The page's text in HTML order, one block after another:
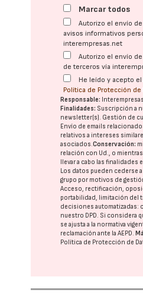
Marcar todos
Autorizo el envío
avisos informativos
interempresas.net
Autorizo el envío
de terceros vía
He leído y acepto
Política de Protección de
Responsable:
Finalidades: Suscripción a
newsletter(s). Gestión de
Envío de emails
relativos a intereses
asociados.Conservación:
relación con Ud., o
llevar a cabo las finalidades
Los datos pueden cederse
grupo por motivos de
Acceso, rectificación,
portabilidad, limitación del
decisiones automatizadas:
nuestro DPD . Si considera
se ajusta a la normativa
reclamación ante laAEPD .
Política de Protección de